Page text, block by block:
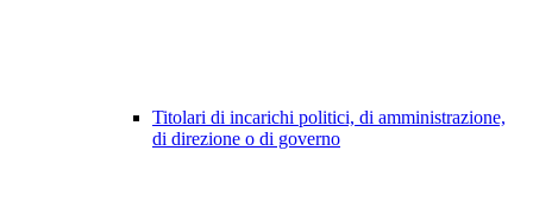
Titolari di incarichi politici, di amministrazione,
di direzione o di governo